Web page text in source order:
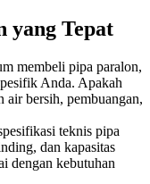
yang Tepat
membeli pipa paralon,
Anda. Apakah
air bersih, pembuangan,
teknis pipa
dan kapasitas
dengan kebutuhan